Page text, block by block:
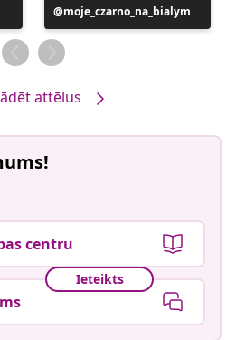
Ierakstu
publicējis
moje_czarno_na_bialym
attēlus
centru
Ieteikts